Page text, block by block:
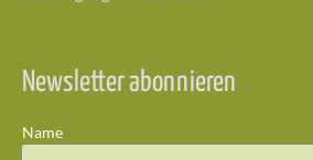
Newsletter abonnieren
Name